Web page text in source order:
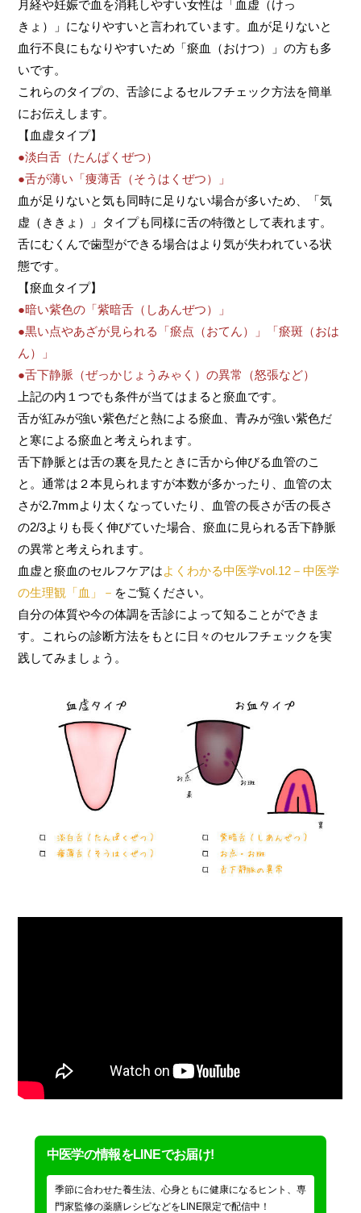
月経や妊娠で血を消耗しやすい女性は「血虚（けっ
きょ）」になりやすいと言われています。血が足りないと
血行不良にもなりやすいため「瘀血（おけつ）」の方も多
いです。
これらのタイプの、舌診によるセルフチェック方法を簡単
にお伝えします。
【血虚タイプ】
●淡白舌（たんぱくぜつ）
●舌が薄い「痩薄舌（そうはくぜつ）」
血が足りないと気も同時に足りない場合が多いため、「気
虚（ききょ）」タイプも同様に舌の特徴として表れます。
舌にむくんで歯型ができる場合はより気が失われている状
態です。
【瘀血タイプ】
●暗い紫色の「紫暗舌（しあんぜつ）」
●黒い点やあざが見られる「瘀点（おてん）」「瘀斑（おは
ん）」
●舌下静脈（ぜっかじょうみゃく）の異常（怒張など）
上記の内１つでも条件が当てはまると瘀血です。
舌が紅みが強い紫色だと熱による瘀血、青みが強い紫色だ
と寒による瘀血と考えられます。
舌下静脈とは舌の裏を見たときに舌から伸びる血管のこ
と。通常は２本見られますが本数が多かったり、血管の太
さが2.7mmより太くなっていたり、血管の長さが舌の長さ
の2/3よりも長く伸びていた場合、瘀血に見られる舌下静脈
の異常と考えられます。
血虚と瘀血のセルフケアはよくわかる中医学vol.12－中医学
の生理観「血」－ をご覧ください。
自分の体質や今の体調を舌診によって知ることができま
す。これらの診断方法をもとに日々のセルフチェックを実
践してみましょう。
中医学の情報をLINEでお届け!
季節に合わせた養生法、心身ともに健康になるヒント、専
門家監修の薬膳レシピなどをLINE限定で配信中！